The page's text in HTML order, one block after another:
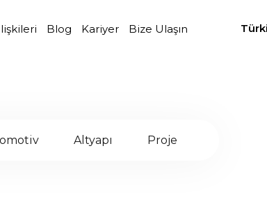
Blog Kariyer Bize Ulaşın
Altyapı Proje